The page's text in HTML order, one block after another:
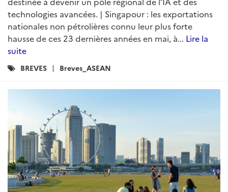
technologies avancées. | Singapour : les exportations
nationales non pétrolières connu leur plus forte
hausse de ces 23 dernières années en mai, à... Lire la
suite
Catégories
BREVES Breves_ASEAN